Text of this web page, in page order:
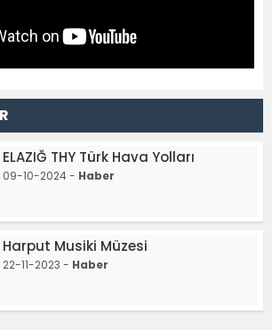
ELAZIĞ THY Türk Hava Yolları
09-10-2024 - Haber
Harput Musiki Müzesi
22-11-2023 - Haber